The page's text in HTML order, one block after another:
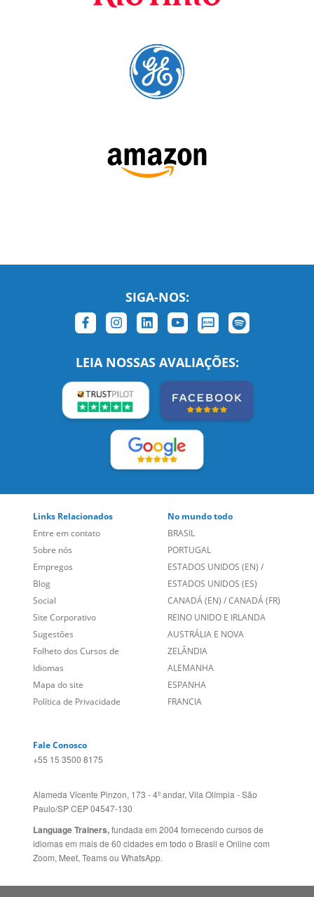
SIGA-NOS:
LEIA NOSSAS AVALIAÇÕES:
Links Relacionados
Entre em contato
Sobre nós
Empregos
Blog
Social
Site Corporativo
Sugestões
Folheto dos Cursos de
Idiomas
Mapa do site
Política de Privacidade
No mundo todo
BRASIL
PORTUGAL
ESTADOS UNIDOS (EN) /
ESTADOS UNIDOS (ES)
CANADÁ (EN) /CANADÁ (FR)
REINO UNIDO E IRLANDA
AUSTRÁLIA E NOVA
ZELÂNDIA
ALEMANHA
ESPANHA
FRANCIA
Fale Conosco
+55 15 3500 8175
Alameda Vicente Pinzon, 173 - 4º andar, Vila Olímpia - São
Paulo/SP CEP 04547-130
Language Trainers,fundada em 2004 fornecendo cursos de
idiomas em mais de 60 cidades em todo o Brasil e Online com
Zoom, Meet, Teams ou WhatsApp.